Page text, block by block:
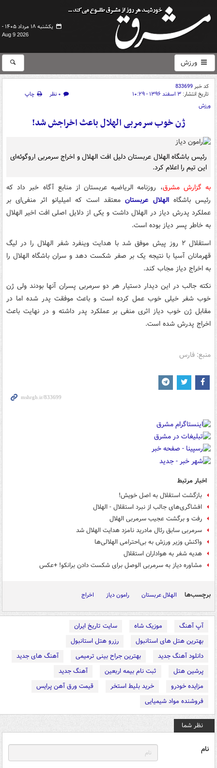
یکشنبه ۱۸ مرداد ۱۴۰۵ -
Aug 9 2026
ورزش
کد خبر833699
تاریخ انتشار: ۳ اسفند ۱۳۹۶ - ۱۰:۲۹ ۰ نظر
چاپ
ورزش
ژن خوب سرمربی الهلال باعث اخراجش شد!
رئیس باشگاه الهلال عربستان دلیل افت الهلال و اخراج سرمربی اروگوئه‌ای
این تیم را اعلام کرد.
به گزارش مشرق، روزنامه الریاضیه عربستان از منابع آگاه خبر داد که
رئیس باشگاهالهلال عربستان معتقد است که امیلیانو اثر منفی‌ای بر
عملکرد پدرش دیاز در الهلال داشت و یکی از دلایل اصلی افت اخیر الهلال
به خاطر پسر دیاز بوده است.
استقلال ۲ روز پیش موفق شد با هدایت وینفرد شفر الهلال را در لیگ
قهرمانان آسیا با نتیجه یک بر صفر شکست دهد و سران باشگاه الهلال را
به اخراج دیاز مجاب کند.
نکته جالب در این دیدار دستیار هر دو سرمربی پسران آنها بودند ولی ژن
خوب شفر خیلی خوب عمل کرده است و باعث موفقت پدر شده اما در
مقابل ژن خوب دیاز اثری منفی بر عملکرد پدر داشته و در نهایت باعث
اخراج پدرش شده است.
منبع: فارس
اخبار مرتبط
بازگشت استقلال به اصل خویش!
افشاگری‌های جالب از نبرد استقلال - الهلال
رفت و برگشت عجیب سرمربی الهلال
سرمربی سابق رئال مادرید نامزد هدایت الهلال شد
واکنش وزیر ورزش به بی‌احترامی الهلالی‌ها
هدیه شفر به هواداران استقلال
مشاوره دیاز به سرمربی الوصل برای شکست دادن برانکو! +عکس
برچسب‌ها الهلال عربستان رامون دیاز اخراج
آپ آهنگ موزیک شاه
سایت تاریخ ایران
بهترین هتل های استانبول
رزرو هتل استانبول
دانلود آهنگ جدید
بهترین جراح بینی ترمیمی
آهنگ های جدید
پرشین هتل
ثبت نام بیمه اربعین
آهنگ جدید
مزایده خودرو
خرید بلیط استخر
قیمت ورق آهن پرایس
فروشنده مواد شیمیایی
نظر شما
نام